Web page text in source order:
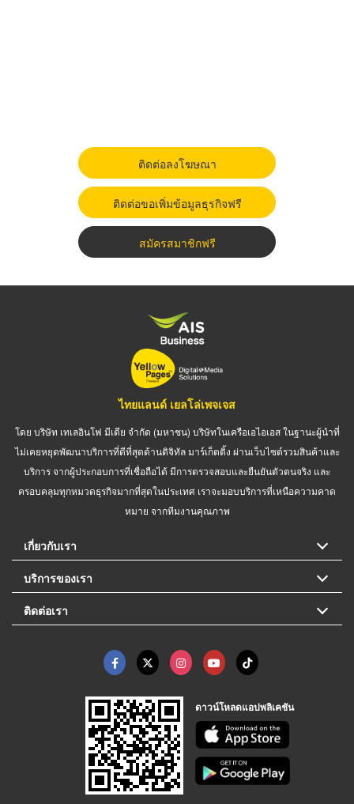
ติดต่อลงโฆษณา
ติดต่อขอเพิ่มข้อมูลธุรกิจฟรี
สมัครสมาชิกฟรี
ไทยแลนด์ เยลโล่เพจเจส
โดย บริษัท เทเลอินโฟ มีเดีย จำกัด (มหาชน) บริษัทในเครือเอไอเอส ในฐานะผู้นำที่
ไม่เคยหยุดพัฒนาบริการที่ดีที่สุดด้านดิจิทัล มาร์เก็ตติ้ง ผ่านเว็บไซต์รวมสินค้าและ
บริการ จากผู้ประกอบการที่เชื่อถือได้ มีการตรวจสอบและยืนยันตัวตนจริง และ
ครอบคลุมทุกหมวดธุรกิจมากที่สุดในประเทศ เราจะมอบบริการที่เหนือความคาด
หมาย จากทีมงานคุณภาพ
เกี่ยวกับเรา
บริการของเรา
ติดต่อเรา
ดาวน์โหลดแอปพลิเคชัน